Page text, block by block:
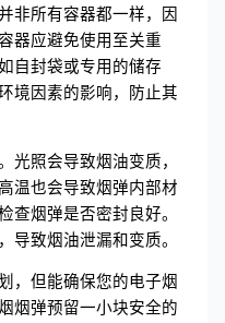
非所有容器都一样，因
器应避免使用至关重
自封袋或专用的储存
境因素的影响，防止其
光照会导致烟油变质，
温也会导致烟弹内部材
查烟弹是否密封良好。
导致烟油泄漏和变质。
，但能确保您的电子烟
烟弹预留一小块安全的